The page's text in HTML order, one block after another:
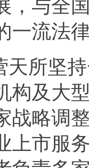
，与全
一流法
天所坚
构及大
战略调
上市服